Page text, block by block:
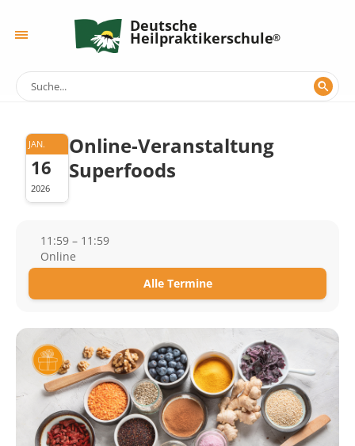
Deutsche
Heilpraktikerschule
JAN.
16
2026
Online-Veranstaltung
Superfoods
11:59 – 11:59
Online
Alle Termine